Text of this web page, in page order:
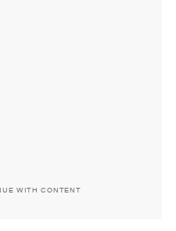
WITH CONTENT